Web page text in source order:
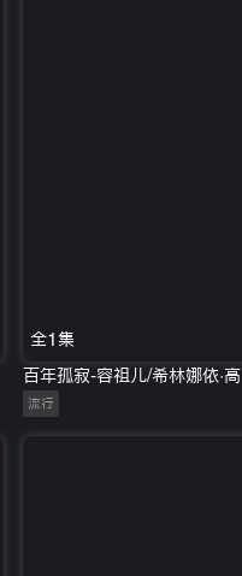
全1集
百年孤寂-容祖儿/希林娜依·高
流行